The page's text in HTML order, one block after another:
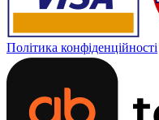
Політика конфіденційності